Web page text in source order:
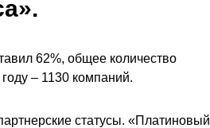
62%, общее количество
– 1130 компаний.
статусы. «Платиновый